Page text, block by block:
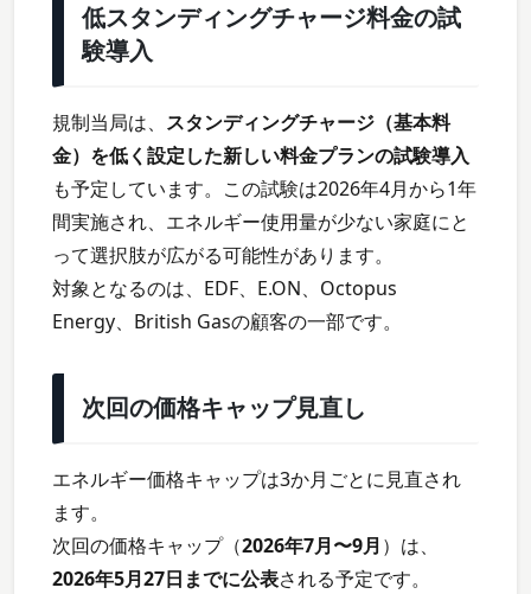
低スタンディングチャージ料金の試
験導入
規制当局は、 スタンディングチャージ（基本料
金）を低く設定した新しい料金プランの試験導入
も予定しています。この試験は2026年4月から1年
間実施され、エネルギー使用量が少ない家庭にと
って選択肢が広がる可能性があります。
対象となるのは、EDF、E.ON、Octopus
Energy、British Gasの顧客の一部です。
次回の価格キャップ見直し
エネルギー価格キャップは3か月ごとに見直され
ます。
次回の価格キャップ（2026年7月〜9月 ）は、
2026年5月27日までに公表される予定です。